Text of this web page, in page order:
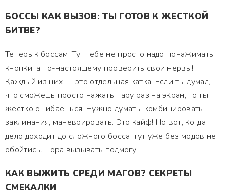
БОССЫ КАК ВЫЗОВ: ТЫ ГОТОВ К ЖЕСТКОЙ
БИТВЕ?
Теперь к боссам. Тут тебе не просто надо понажимать
кнопки, а по-настоящему проверить свои нервы!
Каждый из них — это отдельная катка. Если ты думал,
что сможешь просто нажать пару раз на экран, то ты
жестко ошибаешься. Нужно думать, комбинировать
заклинания, маневрировать. Это кайф! Но вот, когда
дело доходит до сложного босса, тут уже без модов не
обойтись. Пора вызывать подмогу!
КАК ВЫЖИТЬ СРЕДИ МАГОВ? СЕКРЕТЫ
СМЕКАЛКИ